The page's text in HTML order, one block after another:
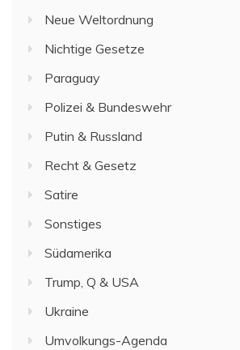
Neue Weltordnung
Nichtige Gesetze
Paraguay
Polizei & Bundeswehr
Putin & Russland
Recht & Gesetz
Satire
Sonstiges
Südamerika
Trump, Q & USA
Ukraine
Umvolkungs-Agenda